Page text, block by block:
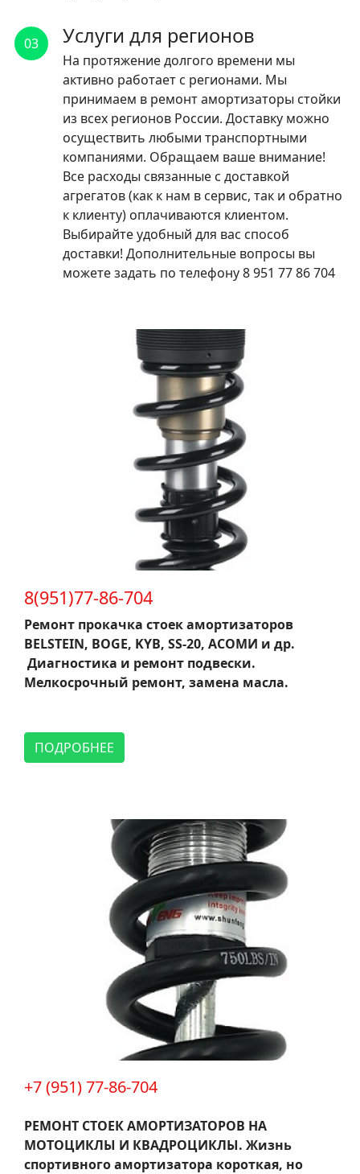
03 Услуги для регионов
На протяжение долгого времени мы
активно работает с регионами. Мы
принимаем в ремонт амортизаторы стойки
из всех регионов России. Доставку можно
осуществить любыми транспортными
компаниями. Обращаем ваше внимание!
Все расходы связанные с доставкой
агрегатов (как к нам в сервис, так и обратно
к клиенту) оплачиваются клиентом.
Выбирайте удобный для вас способ
доставки! Дополнительные вопросы вы
можете задать по телефону 8 951 77 86 704
8(951)77-86-704
Ремонт прокачка стоек амортизаторов
BELSTEIN, BOGE, KYB, SS-20, АСОМИ и др.
Диагностика и ремонт подвески.
Мелкосрочный ремонт, замена масла.
ПОДРОБНЕЕ
+7 (951) 77-86-704
РЕМОНТ СТОЕК АМОРТИЗАТОРОВ НА
МОТОЦИКЛЫ И КВАДРОЦИКЛЫ. Жизнь
спортивного амортизатора короткая, но